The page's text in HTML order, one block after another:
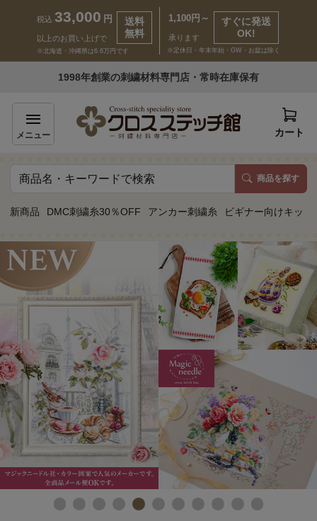
税込 33,000 円
以上のお買い上げで
送料
無料
※北海道・沖縄県は6.6万円です
1,100円～
承ります
すぐに発送
OK!
※定休日・年末年始・GW・お盆は除く
1998年創業の刺繍材料専門店・常時在庫保有
メニュー カート
商品を探す
新商品 DMC刺繍糸30％OFF アンカー刺繍糸 ビギナー向けキット
いらっしゃいませ ゲスト 様
商品一覧
カテゴリーから探す
取り扱いブランドから探す
当店について
よくあるご質問
ご利用ガイド
送料とお支払い方法について
返品特約について